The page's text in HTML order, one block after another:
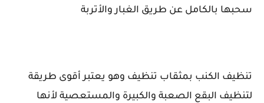
سحبها بالكامل عن طريق الغبار والأتربة
تنظيف الكنب بمثقاب تنظيف وهو يعتبر أقوى طريقة
لتنظيف البقع الصعبة والكبيرة والمستعصية لأنها